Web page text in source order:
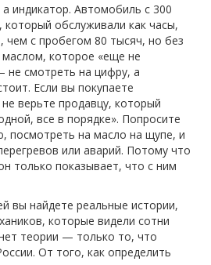
индикатор. Автомобиль с 300
обслуживали как часы,
с пробегом 80 тысяч, но без
которое «еще не
не смотреть на цифру, а
Если вы покупаете
верьте продавцу, который
все в порядке». Попросите
посмотреть на масло на щупе, и
или аварий. Потому что
только показывает, что с ним
вы найдете реальные истории,
которые видели сотни
теории — только то, что
От того, как определить